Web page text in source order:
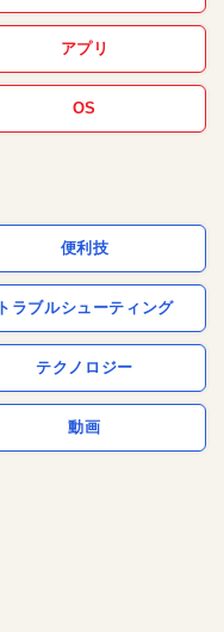
アプリ
OS
便利技
トラブルシューティング
テクノロジー
動画